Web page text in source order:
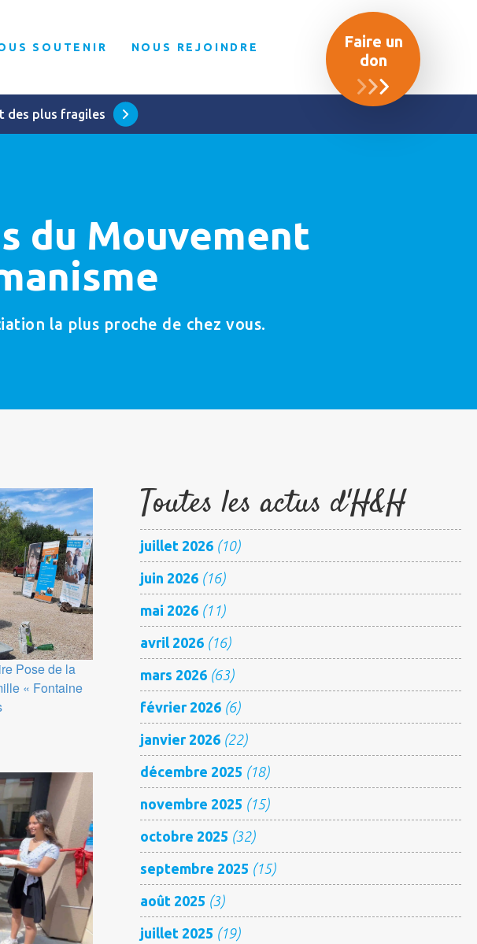
SOUTENIR NOUS REJOINDRE
Faire un
don
des plus fragiles
du Mouvement
la plus proche de chez vous.
Pose de la
« Fontaine
Toutes les actus d'H&H
juillet 2026 (10)
juin 2026 (16)
mai 2026 (11)
avril 2026 (16)
mars 2026 (63)
février 2026 (6)
janvier 2026 (22)
décembre 2025 (18)
novembre 2025 (15)
octobre 2025 (32)
septembre 2025 (15)
août 2025 (3)
juillet 2025 (19)